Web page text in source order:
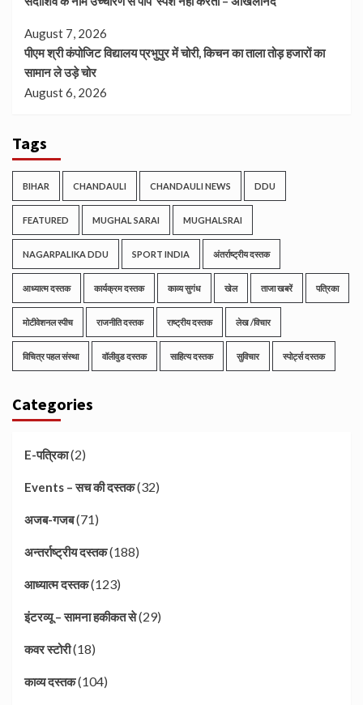
August 7, 2026
पीएम श्री कंपोजिट विद्यालय प्रभुपुर में चोरी, किचन का ताला तोड़ हजारों का
सामान ले उड़े चोर
August 6, 2026
Tags
BIHAR CHANDAULI CHANDAULI NEWS DDU
FEATURED MUGHAL SARAI MUGHALSRAI
NAGARPALIKA DDU SPORT INDIA अंतर्राष्ट्रीय दस्तक
आध्यात्म दस्तक कार्यक्रम दस्तक काव्य सुगंध खेल ताजा खबरें पत्रिका
मोटीवेशनल स्पीच राजनीति दस्तक राष्ट्रीय दस्तक लेख /विचार
विचित्र पहल संस्था वॉलीवुड दस्तक साहित्य दस्तक सुविचार स्पोर्ट्स दस्तक
Categories
E-पत्रिका(2)
Events – सच की दस्तक(32)
अजब-गजब(71)
अन्तर्राष्ट्रीय दस्तक(188)
आध्यात्म दस्तक(123)
इंटरव्यू – सामना हकीकत से(29)
कवर स्टोरी(18)
काव्य दस्तक(104)